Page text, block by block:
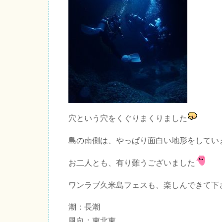
穴という穴をくぐりまくりました
島の南側は、やっぱり面白い地形をしてい
お二人とも、有り難うございました
ワンラブ久米島フェスも、楽しんできて下
潮：長潮